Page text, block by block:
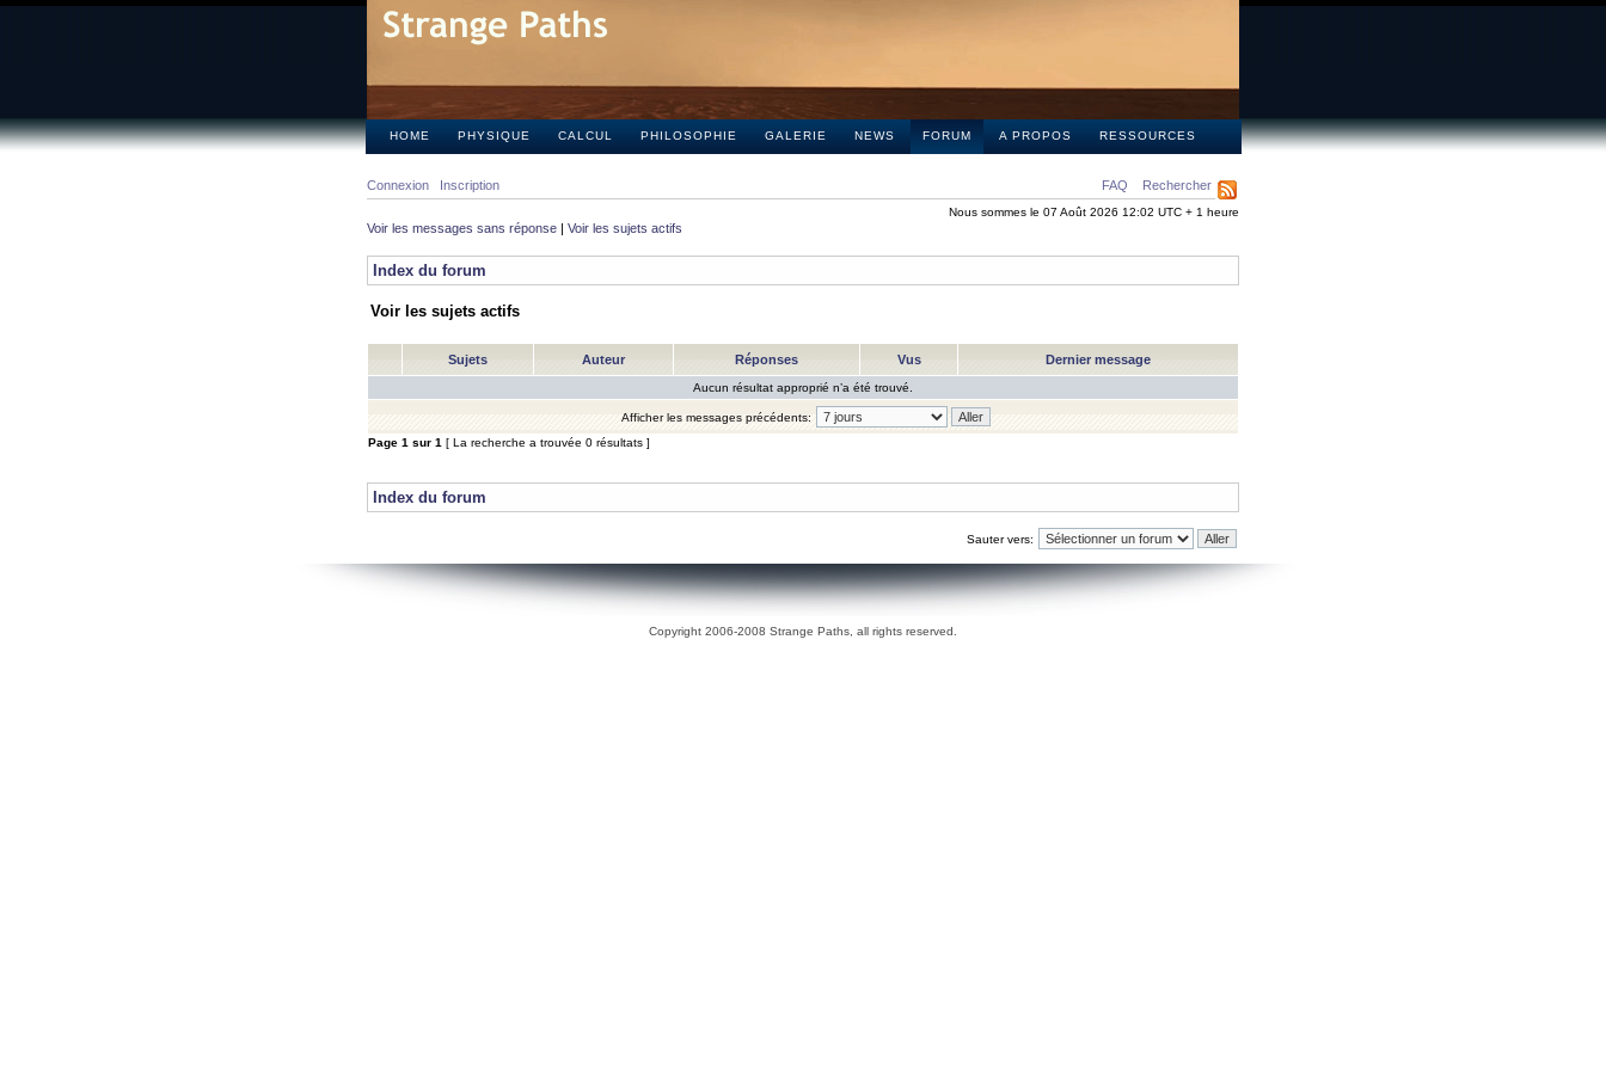
HOME PHYSIQUE CALCUL PHILOSOPHIE GALERIE NEWS FORUM A PROPOS RESSOURCES
FAQ Rechercher
Connexion Inscription
Nous sommes le 07 Août 2026 12:02 UTC + 1 heure
Voir les messages sans réponse | Voir les sujets actifs
Index du forum
Voir les sujets actifs
Sujets Auteur Réponses Vus Dernier message
Aucun résultat approprié n’a été trouvé.
Afficher les messages précédents:
Page 1 sur 1 [ La recherche a trouvée 0 résultats ]
Index du forum
Sauter vers:
Copyright 2006-2008 Strange Paths, all rights reserved.